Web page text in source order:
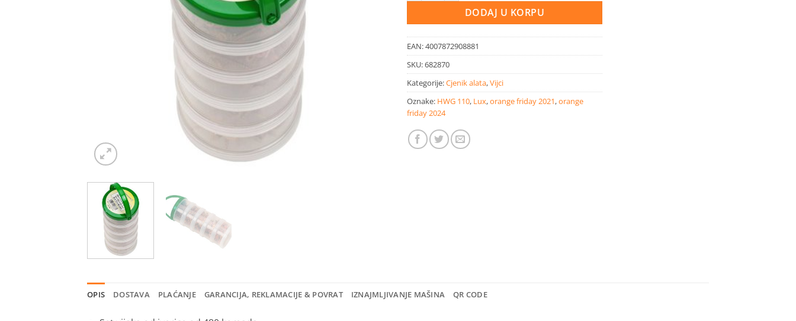
DODAJ U KORPU
EAN:4007872908881
SKU:682870
Kategorije:Cjenik alata,Vijci
Oznake: HWG 110, Lux,orange friday 2021,orange
friday 2024
OPIS DOSTAVA PLAĆANJE GARANCIJA, REKLAMACIJE & POVRAT IZNAJMLJIVANJE MAŠINA QR CODE